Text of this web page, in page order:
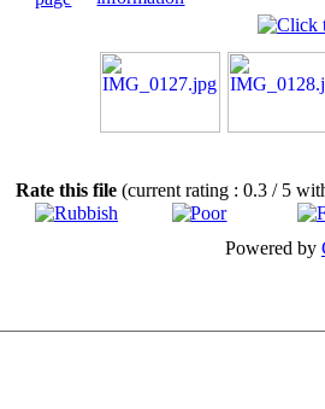
Rate this file (current rating : 0.3 / 5
Powered by